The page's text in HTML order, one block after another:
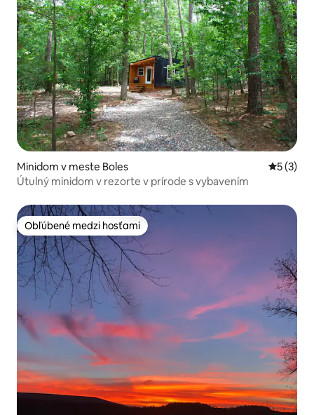
Minidom v meste Boles
5 (3)
Útulný minidom v rezorte v prírode s vybavením
Obľúbené medzi hosťami
Obľúbené medzi hosťami